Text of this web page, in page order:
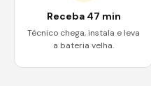
Receba 47 min
Técnico chega, instala e leva
a bateria velha.